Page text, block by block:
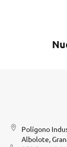
Polígono
Albolote,